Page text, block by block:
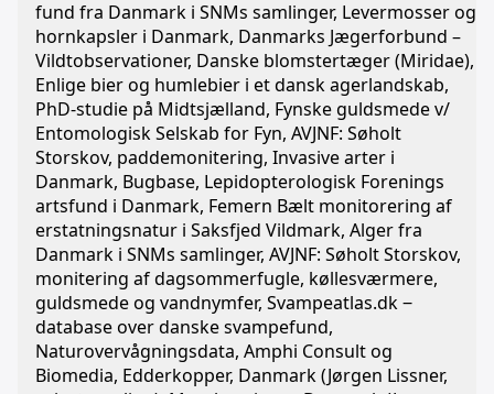
fund fra Danmark i SNMs samlinger, Levermosser og
hornkapsler i Danmark, Danmarks Jægerforbund –
Vildtobservationer, Danske blomstertæger (Miridae),
Enlige bier og humlebier i et dansk agerlandskab,
PhD-studie på Midtsjælland, Fynske guldsmede v/
Entomologisk Selskab for Fyn, AVJNF: Søholt
Storskov, paddemonitering, Invasive arter i
Danmark, Bugbase, Lepidopterologisk Forenings
artsfund i Danmark, Femern Bælt monitorering af
erstatningsnatur i Saksfjed Vildmark, Alger fra
Danmark i SNMs samlinger, AVJNF: Søholt Storskov,
monitering af dagsommerfugle, køllesværmere,
guldsmede og vandnymfer, Svampeatlas.dk ‒
database over danske svampefund,
Naturovervågningsdata, Amphi Consult og
Biomedia, Edderkopper, Danmark (Jørgen Lissner,